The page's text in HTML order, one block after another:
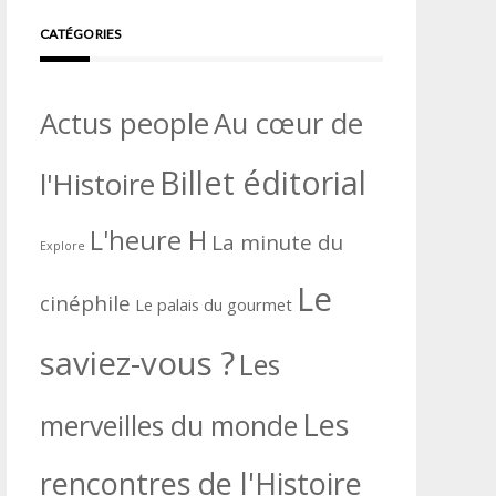
CATÉGORIES
Actus peopleAu cœur de
l'Histoire Billet éditorial
Explore L'heure H La minute du
cinéphile Le palais du gourmet Le
saviez-vous ?Les
merveilles du monde Les
rencontres de l'Histoire